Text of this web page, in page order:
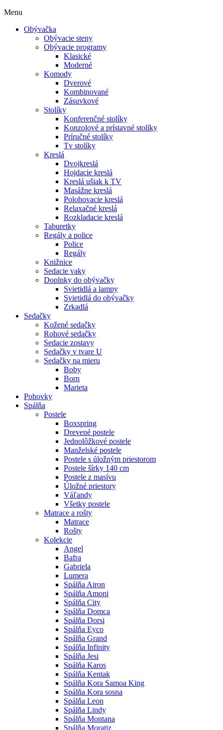
Menu
Obývačka
Obývacie steny
Obývacie programy
Klasické
Moderné
Komody
Dverové
Kombinované
Zásuvkové
Stolíky
Konferenčné stolíky
Konzolové a prístavné stolíky
Príručné stolíky
Tv stolíky
Kreslá
Dvojkreslá
Hojdacie kreslá
Kreslá ušiak k TV
Masážne kreslá
Polohovacie kreslá
Relaxačné kreslá
Rozkladacie kreslá
Taburetky
Regály a police
Police
Regály
Knižnice
Sedacie vaky
Doplnky do obývačky
Svietidlá a lampy
Svietidlá do obývačky
Zrkadlá
Sedačky
Kožené sedačky
Rohové sedačky
Sedacie zostavy
Sedačky v tvare U
Sedačky na mieru
Boby
Born
Marieta
Pohovky
Spálňa
Postele
Boxspring
Drevené postele
Jednolôžkové postele
Manželské postele
Postele s úložným priestorom
Postele šírky 140 cm
Postele z masívu
Úložné priestory
Váľandy
Všetky postele
Matrace a rošty
Matrace
Rošty
Kolekcie
Angel
Bafra
Gabriela
Lumera
Spálňa Airon
Spálňa Amoni
Spálňa City
Spálňa Domca
Spálňa Dorsi
Spálňa Eyco
Spálňa Grand
Spálňa Infinity
Spálňa Jesi
Spálňa Karos
Spálňa Kentak
Spálňa Kora Samoa King
Spálňa Kora sosna
Spálňa Leon
Spálňa Lindy
Spálňa Montana
Spálňa Moratiz